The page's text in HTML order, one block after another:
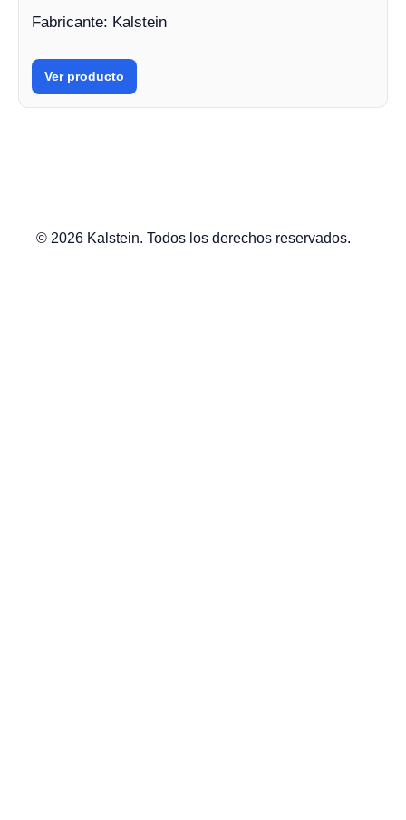
Fabricante: Kalstein
Ver producto
© 2026 Kalstein. Todos los derechos reservados.